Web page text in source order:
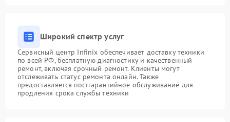
Широкий спектр услуг
Сервисный центр Infinix обеспечивает доставку техники
по всей РФ, бесплатную диагностику и качественный
ремонт, включая срочный ремонт. Клиенты могут
отслеживать статус ремонта онлайн. Также
предоставляется постгарантийное обслуживание для
продления срока службы техники